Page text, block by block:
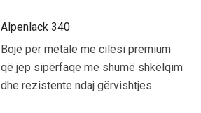
Alpenlack 340
Bojë për metale me cilësi premium
që jep sipërfaqe me shumë shkëlqim
dhe rezistente ndaj gërvishtjes